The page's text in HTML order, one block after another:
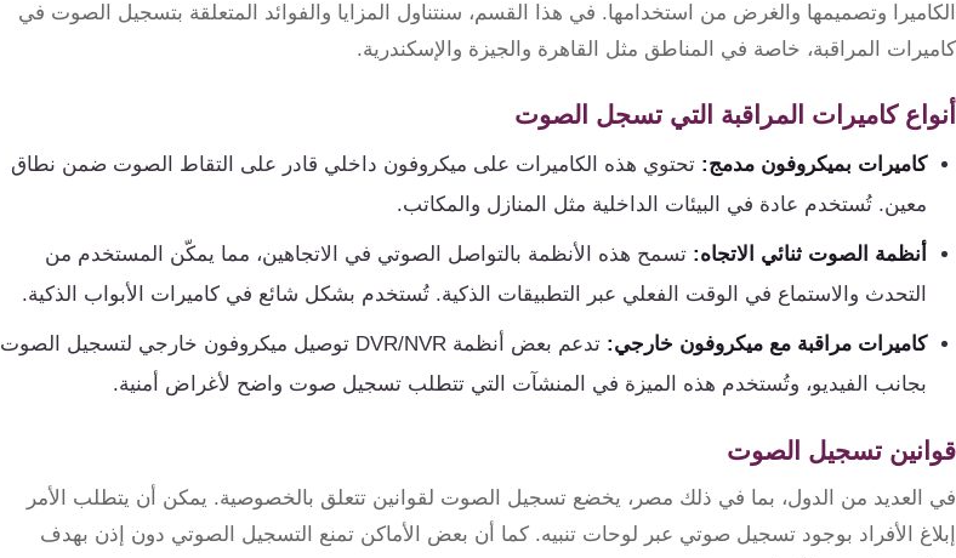
الكاميرا وتصميمها والغرض من استخدامها. في هذا القسم، سنتناول المزايا والفوائد المتعلقة بتسجيل الصوت في
كاميرات المراقبة، خاصة في المناطق مثل القاهرة والجيزة والإسكندرية.
أنواع كاميرات المراقبة التي تسجل الصوت
كاميرات بميكروفون مدمج: تحتوي هذه الكاميرات على ميكروفون داخلي قادر على التقاط الصوت ضمن نطاق
معين. تُستخدم عادة في البيئات الداخلية مثل المنازل والمكاتب.
أنظمة الصوت ثنائي الاتجاه: تسمح هذه الأنظمة بالتواصل الصوتي في الاتجاهين، مما يمكّن المستخدم من
التحدث والاستماع في الوقت الفعلي عبر التطبيقات الذكية. تُستخدم بشكل شائع في كاميرات الأبواب الذكية.
كاميرات مراقبة مع ميكروفون خارجي:
تدعم بعض أنظمة DVR/NVR توصيل ميكروفون خارجي لتسجيل الصوت
بجانب الفيديو، وتُستخدم هذه الميزة في المنشآت التي تتطلب تسجيل صوت واضح لأغراض أمنية.
قوانين تسجيل الصوت
في العديد من الدول، بما في ذلك مصر، يخضع تسجيل الصوت لقوانين تتعلق بالخصوصية. يمكن أن يتطلب الأمر
إبلاغ الأفراد بوجود تسجيل صوتي عبر لوحات تنبيه. كما أن بعض الأماكن تمنع التسجيل الصوتي دون إذن بهدف